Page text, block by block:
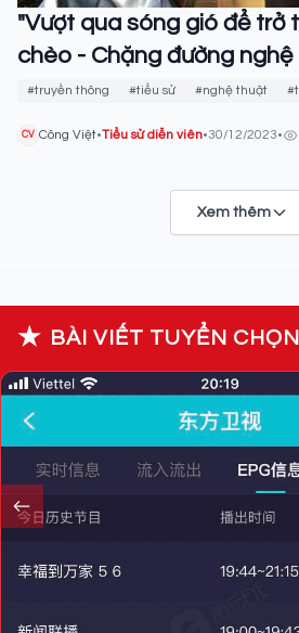
"Vượt qua sóng gió để trở
chèo - Chặng đường
vật Quốc Anh"
#truyền thông #tiểu sử #nghệ thuật
CV Công Việt•Tiểu sử diễn viên•30/12/2023•
Xem thêm
★ BÀI VIẾT TUYỂN CHỌN